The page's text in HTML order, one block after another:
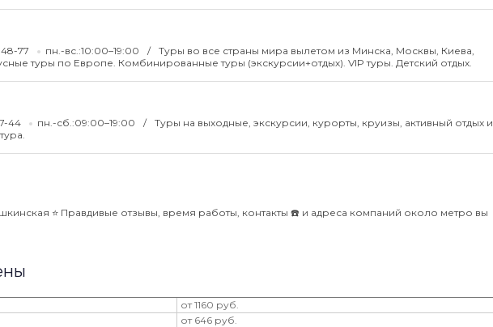
77 пн.-вс.:10:00–19:00
Туры во все страны мира вылетом из Минска, Москвы, Киева,
туры по Европе. Комбинированные туры (экскурсии+отдых). VIP туры. Детский отдых.
44 пн.-сб.:09:00–19:00
Туры на выходные, экскурсии, курорты, круизы, активный отдых и
⭐️ Правдивые отзывы, время работы, контакты ☎️ и адреса компаний около метро вы
от 1160 руб.
от 646 руб.